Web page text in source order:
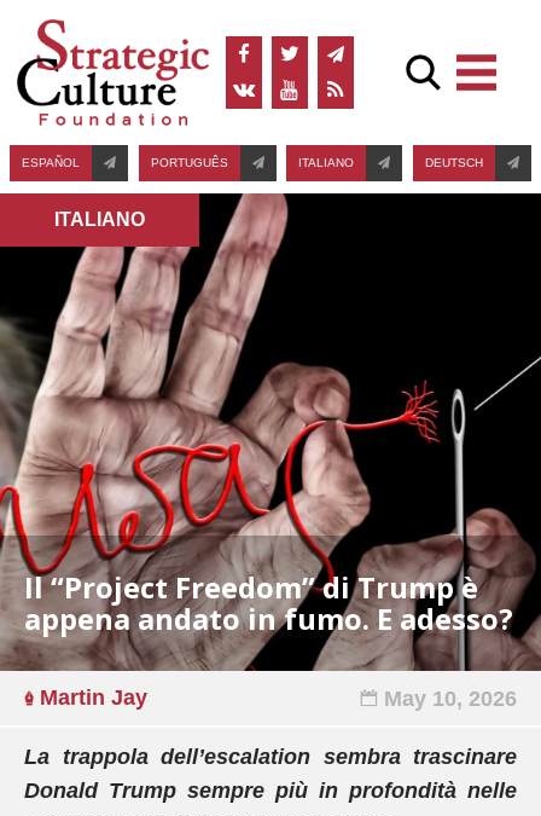
ESPAÑOL PORTUGUÊS ITALIANO DEUTSCH
ITALIANO
Il “Project Freedom” di Trump è
appena andato in fumo. E adesso?
Martin Jay May 10, 2026
La trappola dell’escalation sembra trascinare
Donald Trump sempre più in profondità nelle